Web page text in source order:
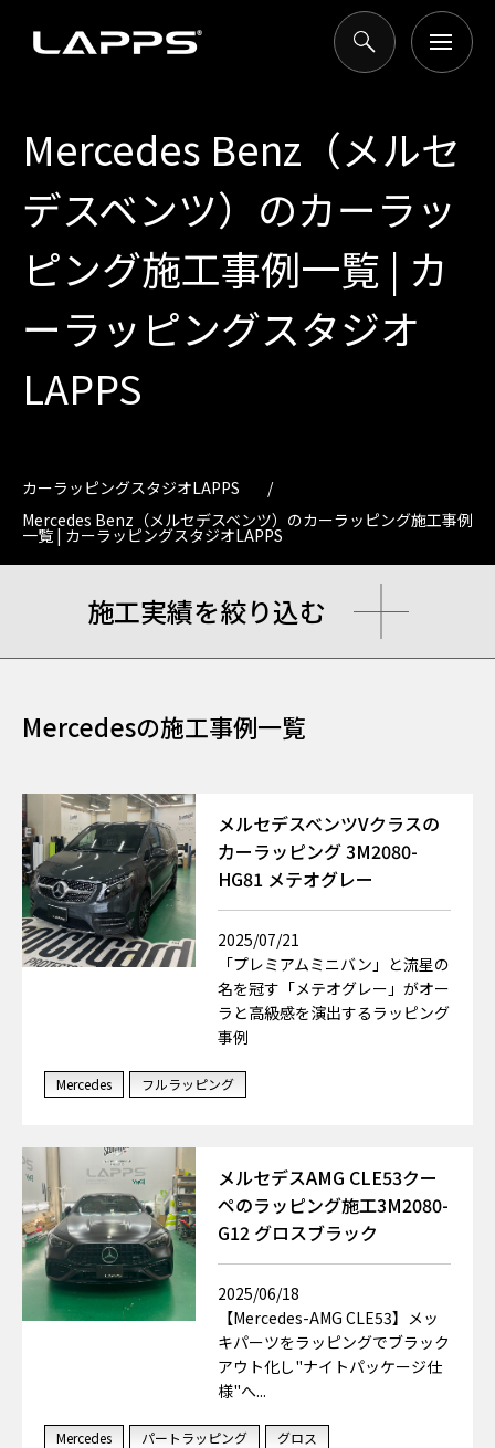
Mercedes Benz（メルセ
デスベンツ）のカーラッ
ピング施工事例一覧 | カ
ーラッピングスタジオ
LAPPS
カーラッピングスタジオLAPPS
Mercedes Benz（メルセデスベンツ）のカーラッピング施工事例
一覧 | カーラッピングスタジオLAPPS
施工実績を絞り込む
Mercedesの施工事例一覧
メルセデスベンツVクラスの
カーラッピング 3M2080-
HG81 メテオグレー
2025/07/21
「プレミアムミニバン」と流星の
名を冠す「メテオグレー」がオー
ラと高級感を演出するラッピング
事例
Mercedes フルラッピング
メルセデスAMG CLE53クー
ペのラッピング施工3M2080-
G12 グロスブラック
2025/06/18
【Mercedes-AMG CLE53】メッ
キパーツをラッピングでブラック
アウト化し"ナイトパッケージ仕
様"へ...
Mercedes パートラッピング グロス